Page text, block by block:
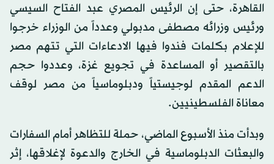
القاهرة، حتى إن الرئيس المصري عبد الفتاح السيسي
ورئيس وزرائه مصطفى مدبولي وعدداً من الوزراء خرجوا
للإعلام بكلمات فندوا فيها الادعاءات التي تتهم مصر
بالتقصير أو المساعدة في تجويع غزة، وعددوا حجم
الدعم المقدم لوجيستياً ودبلوماسياً من مصر لوقف
معاناة الفلسطينيين.
وبدأت منذ الأسبوع الماضي، حملة للتظاهر أمام السفارات
والبعثات الدبلوماسية في الخارج والدعوة لإغلاقها، إثر